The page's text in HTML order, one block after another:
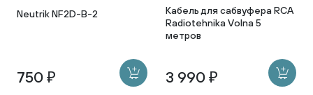
Neutrik NF2D-B-2
750 ₽
Кабель для сабвуфера RCA
Radiotehnika Volna 5
метров
3 990 ₽